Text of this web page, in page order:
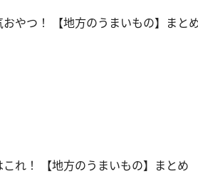
やつ！ 【地方のうまいもの】まと
れ！ 【地方のうまいもの】まとめ